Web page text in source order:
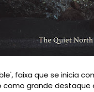
faixa que se inicia
grande